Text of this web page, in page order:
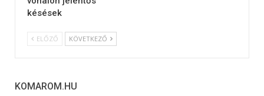
késések
ELŐZŐ KÖVETKEZŐ
KOMAROM.HU